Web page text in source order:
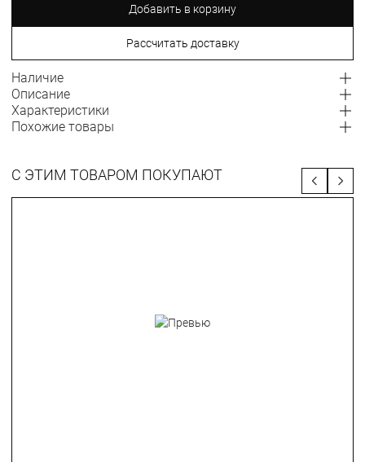
Добавить в корзину
Рассчитать доставку
Наличие
Описание
Характеристики
Похожие товары
С ЭТИМ ТОВАРОМ ПОКУПАЮТ